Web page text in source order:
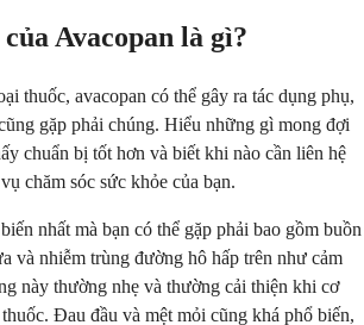
Avacopan là gì?
thuốc, avacopan có thể gây ra tác dụng phụ,
gặp phải chúng. Hiểu những gì mong đợi
chuẩn bị tốt hơn và biết khi nào cần liên hệ
chăm sóc sức khỏe của bạn.
nhất mà bạn có thể gặp phải bao gồm buồn
và nhiễm trùng đường hô hấp trên như cảm
này thường nhẹ và thường cải thiện khi cơ
Đau đầu và mệt mỏi cũng khá phổ biến,